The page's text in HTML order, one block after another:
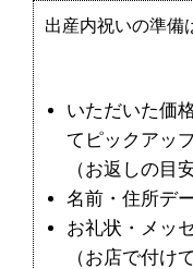
出産内祝いの準備
いただいた価
てピックアッ
（お返しの目
名前・住所デ
お礼状・メッ
（お店で付け